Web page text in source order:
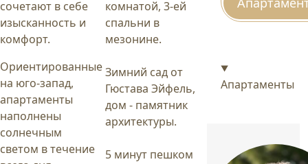
сочетают в себе
изысканность и
комфорт.
Ориентированные
на юго-запад,
апартаменты
наполнены
солнечным
светом в течение
комнатой, 3-ей
спальни в
мезонине.
Зимний сад от
Гюстава Эйфель,
дом - памятник
архитектуры.
5 минут пешком
Апартаменты